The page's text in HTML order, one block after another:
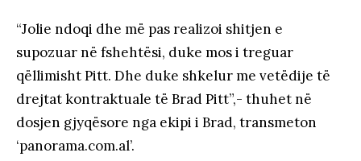
“Jolie ndoqi dhe më pas realizoi shitjen e
supozuar në fshehtësi, duke mos i treguar
qëllimisht Pitt. Dhe duke shkelur me vetëdije të
drejtat kontraktuale të Brad Pitt”,- thuhet në
dosjen gjyqësore nga ekipi i Brad, transmeton
‘panorama.com.al’.